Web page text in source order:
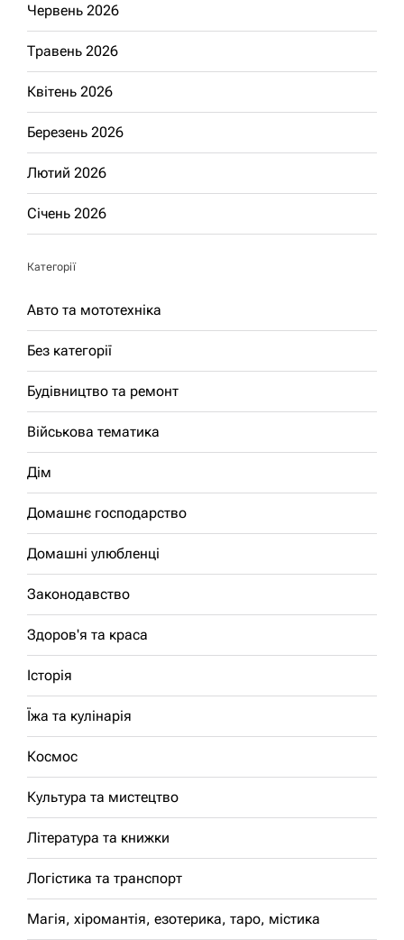
Червень 2026
Травень 2026
Квітень 2026
Березень 2026
Лютий 2026
Січень 2026
Категорії
Авто та мототехніка
Без категорії
Будівництво та ремонт
Військова тематика
Дім
Домашнє господарство
Домашні улюбленці
Законодавство
Здоров'я та краса
Історія
Їжа та кулінарія
Космос
Культура та мистецтво
Література та книжки
Логістика та транспорт
Магія, хіромантія, езотерика, таро, містика